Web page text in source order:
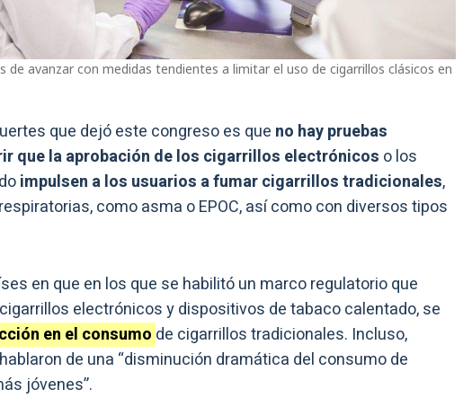
de avanzar con medidas tendientes a limitar el uso de cigarrillos clásicos en
que dejó este congreso es que no hay pruebas
que la aprobación de los cigarrillos electrónicos o los
impulsen a los usuarios a fumar cigarrillos tradicionales,
como asma o EPOC, así como con diversos tipos
en que en los que se habilitó un marco regulatorio que
electrónicos y dispositivos de tabaco calentado, se
en el consumo de cigarrillos tradicionales. Incluso,
de una “disminución dramática del consumo de
jóvenes”.